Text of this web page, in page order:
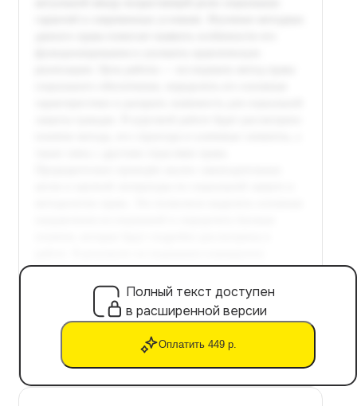
Полный текст доступен
в расширенной версии
Оплатить 449 р.